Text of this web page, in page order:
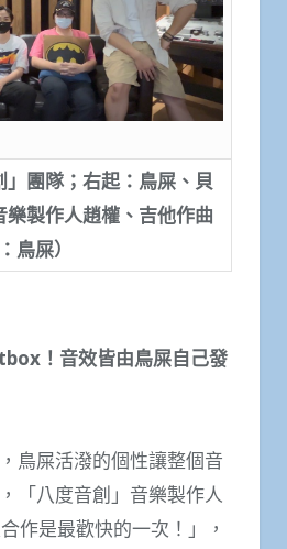
」團隊；右起：鳥屎、貝
製作人趙權、吉他作曲
鳥屎）
！音效皆由鳥屎自己發
鳥屎活潑的個性讓整個音
「八度音創」音樂製作人
作是最歡快的一次！」，